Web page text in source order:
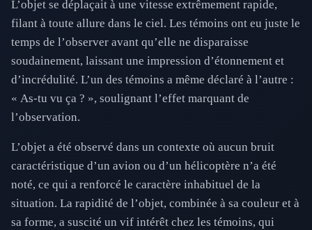
L’objet se déplaçait à une vitesse extrêmement rapide,
filant à toute allure dans le ciel. Les témoins ont eu juste le
temps de l’observer avant qu’elle ne disparaisse
soudainement, laissant une impression d’étonnement et
d’incrédulité. L’un des témoins a même déclaré à l’autre :
« As-tu vu ça ? », soulignant l’effet marquant de
l’observation.
L’objet a été observé dans un contexte où aucun bruit
caractéristique d’un avion ou d’un hélicoptère n’a été
noté, ce qui a renforcé le caractère inhabituel de la
situation. La rapidité de l’objet, combinée à sa couleur et à
sa forme, a suscité un vif intérêt chez les témoins, qui